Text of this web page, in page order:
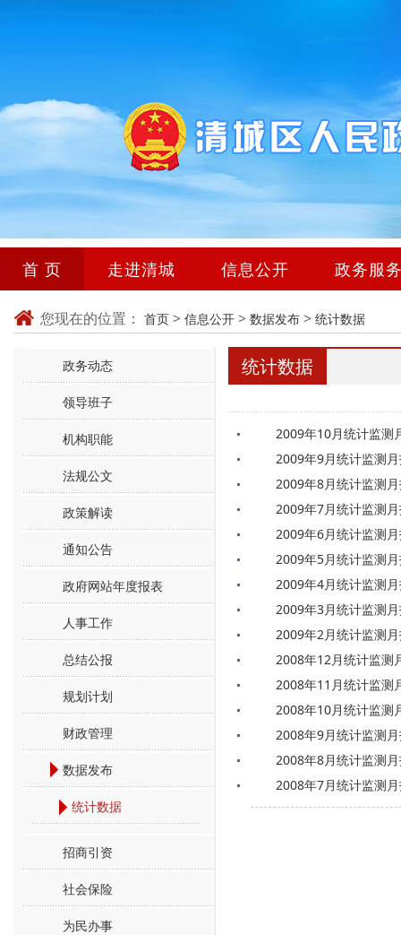
首 页 走进清城 信息公开 政务服
您现在的位置： 首页 > 信息公开 > 数据发布 > 统计数据
政务动态
领导班子
机构职能
法规公文
政策解读
通知公告
政府网站年度报表
人事工作
总结公报
规划计划
财政管理
数据发布
统计数据
招商引资
社会保险
为民办事
统计数据
2009年10月统计监测
2009年9月统计监测
2009年8月统计监测
2009年7月统计监测
2009年6月统计监测
2009年5月统计监测
2009年4月统计监测
2009年3月统计监测
2009年2月统计监测
2008年12月统计监测
2008年11月统计监测
2008年10月统计监测
2008年9月统计监测
2008年8月统计监测
2008年7月统计监测